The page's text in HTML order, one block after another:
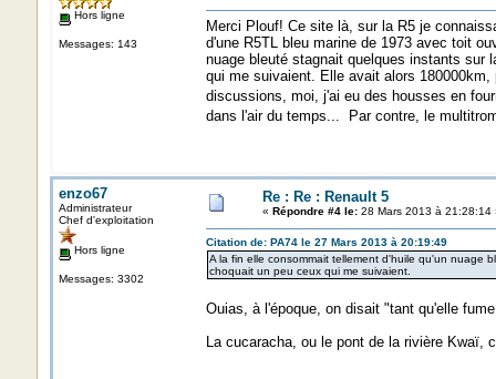
Hors ligne
Messages: 143
Merci Plouf! Ce site là, sur la R5 je
d'une R5TL bleu marine de 1973 avec toit
nuage bleuté stagnait quelques instants sur
qui me suivaient. Elle avait alors
discussions, moi, j'ai eu des housses en
dans l'air du temps... Par contre, le
enzo67
Administrateur
Chef d'exploitation
Hors ligne
Messages: 3302
Re : Re : Renault 5
« Répondre #4 le:28 Mars 2013 à 21:28:14
Citation de: PA74 le 27 Mars 2013 à 20:19:49
A la fin elle consommait tellement d'huile qu'un nuage
choquait un peu ceux qui me suivaient.
Ouias, à l'époque, on disait "tant qu'elle
La cucaracha, ou le pont de la rivière Kwaï,